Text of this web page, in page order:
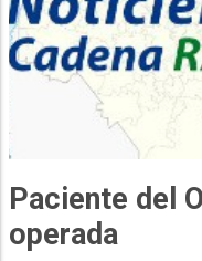
Paciente del
operada